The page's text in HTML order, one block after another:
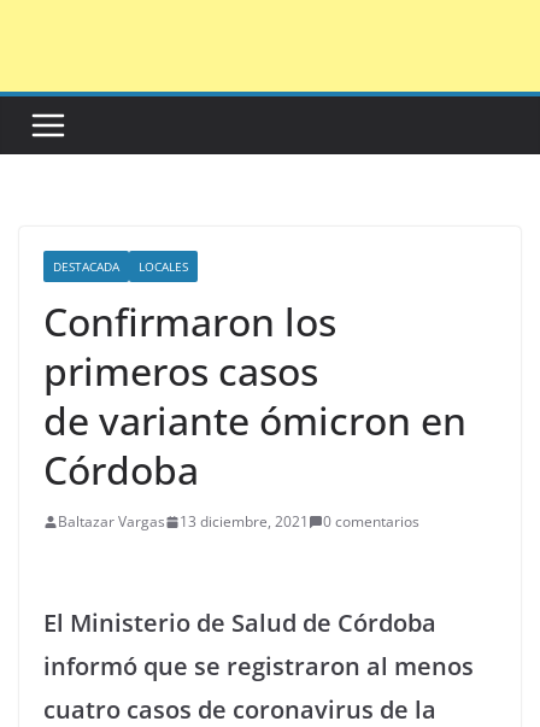
DESTACADA LOCALES
Confirmaron los
primeros casos
de variante ómicron en
Córdoba
Baltazar Vargas 13 diciembre, 2021 0 comentarios
El Ministerio de Salud de Córdoba
informó que se registraron al menos
cuatro casos de coronavirus de la